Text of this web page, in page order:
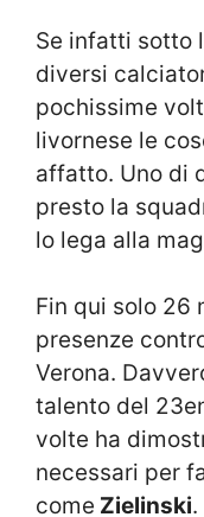
Se infatti sotto
diversi
pochissime
livornese le
affatto. Uno di
presto la
lo lega alla
Fin qui solo 26
presenze
Verona.
talento del
volte ha
necessari per
come Zielinski